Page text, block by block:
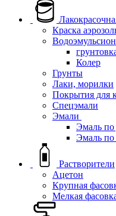
Краска
Колер
Грунты
Лаки, морилки
Покрытия для
Спецэмали
Эмали
Эмаль по
Эмаль по
Растворители
Ацетон
Крупная
Мелкая